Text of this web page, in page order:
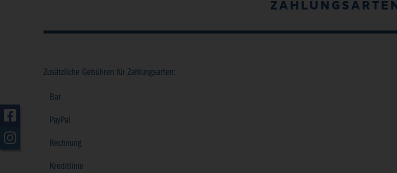
ZAHLUNGSARTEN
Zusätzliche Gebühren für Zahlungsarten:
Bar
PayPal
Rechnung
Kreditlinie